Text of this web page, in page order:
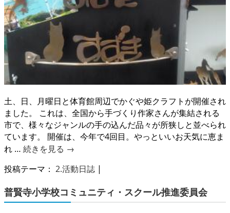
土、日、月曜日と体育館周辺でかぐや姫クラフトが開催され
ました。 これは、全国から手づくり作家さんが集結される
市で、様々なジャンルの手の込んだ品々が所狭しと並べられ
ています。 開催は、今年で4回目。やっといいお天気に恵ま
れ … 続きを見る →
投稿テーマ： 2.活動日誌 |
普賢寺小学校コミュニティ・スクール推進委員会